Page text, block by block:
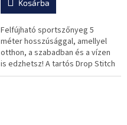
Kosárba
Felfújható sportszőnyeg 5
méter hosszúsággal, amellyel
otthon, a szabadban és a vízen
is edzhetsz! A tartós Drop Stitch
anyagnak köszönhetően